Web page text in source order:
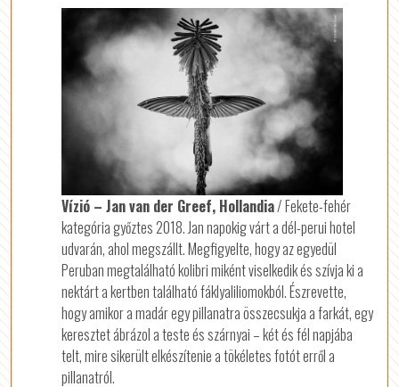
Vízió – Jan van der Greef, Hollandia/ Fekete-fehér
kategória győztes 2018. Jan napokig várt a dél-perui hotel
udvarán, ahol megszállt. Megfigyelte, hogy az egyedül
Peruban megtalálható kolibri miként viselkedik és szívja ki a
nektárt a kertben található fáklyaliliomokból. Észrevette,
hogy amikor a madár egy pillanatra összecsukja a farkát, egy
keresztet ábrázol a teste és szárnyai – két és fél napjába
telt, mire sikerült elkészítenie a tökéletes fotót erről a
pillanatról.